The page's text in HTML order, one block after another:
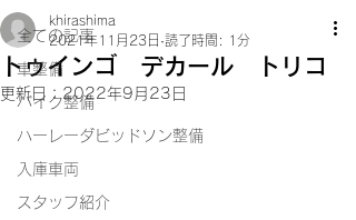
全ての記事
車整備
バイク整備
ハーレーダビッドソン整備
入庫車両
スタッフ紹介
トゥインゴ デカール トリコ
khirashima
2021年11月23日 読了時間: 1分
更新日： 2022年9月23日